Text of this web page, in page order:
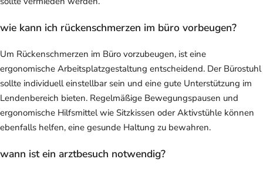
wie kann ich rückenschmerzen im büro vorbeugen?
Um Rückenschmerzen im Büro vorzubeugen, ist eine
ergonomische Arbeitsplatzgestaltung entscheidend. Der Bürostuhl
sollte individuell einstellbar sein und eine gute Unterstützung im
Lendenbereich bieten. Regelmäßige Bewegungspausen und
ergonomische Hilfsmittel wie Sitzkissen oder Aktivstühle können
ebenfalls helfen, eine gesunde Haltung zu bewahren.
wann ist ein arztbesuch notwendig?